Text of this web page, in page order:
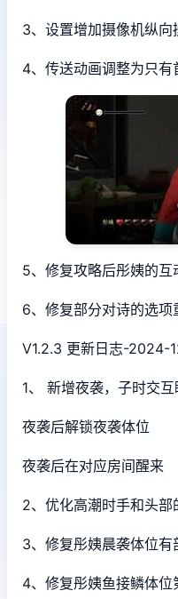
3、设置增加摄像机纵向
4、传送动画调整为只有
5、修复攻略后彤姨的互
6、修复部分对诗的选项
V1.2.3 更新日志-2024-
1、 新增夜袭，子时交
夜袭后解锁夜袭体位
夜袭后在对应房间醒来
2、优化高潮时手和头部
3、修复彤姨晨袭体位
4、修复彤姨鱼接鳞体